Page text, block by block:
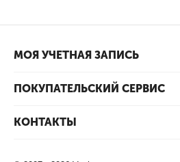
МОЯ УЧЕТНАЯ ЗАПИСЬ
ПОКУПАТЕЛЬСКИЙ СЕРВИС
КОНТАКТЫ